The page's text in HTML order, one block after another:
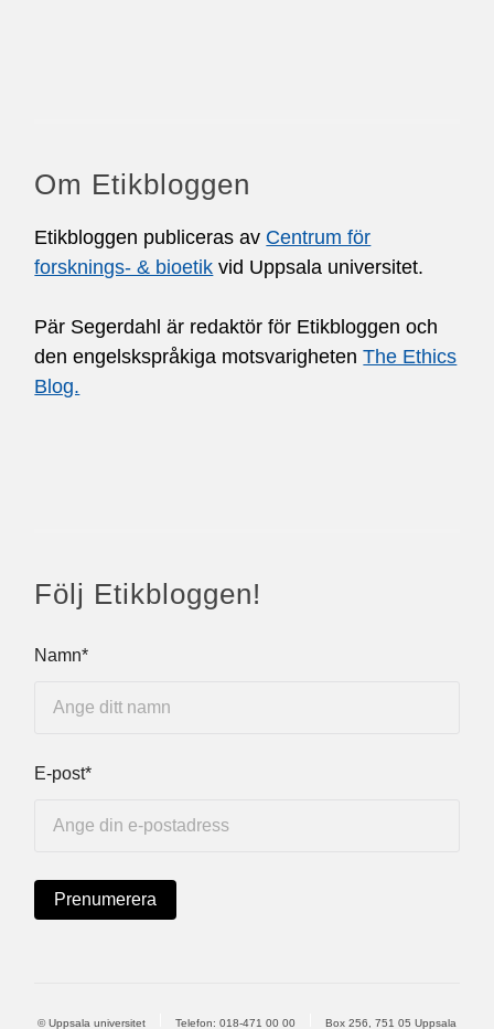
Om Etikbloggen
Etikbloggen publiceras av Centrum för
forsknings- & bioetik vid Uppsala universitet.
Pär Segerdahl är redaktör för Etikbloggen och
den engelskspråkiga motsvarighetenThe Ethics
Blog.
Följ Etikbloggen!
Namn*
E-post*
© Uppsala universitet Telefon: 018-471 00 00 Box 256, 751 05 Uppsala